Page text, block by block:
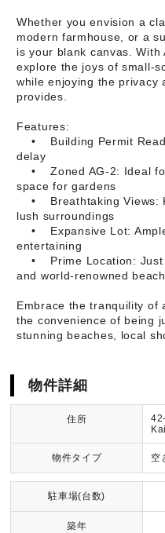
Whether you envision a
modern farmhouse, or a
is your blank canvas.
explore the joys of small-
while enjoying the privacy
provides.
Features:
• Building Permit
delay
• Zoned AG-2: Ideal for
space for gardens
• Breathtaking Views:
lush surroundings
• Expansive Lot:
entertaining
• Prime Location: Just
and world-renowned
Embrace the tranquility of
the convenience of being
stunning beaches, local
物件詳細
住所
物件タイプ 空
駐車場(台数)
築年